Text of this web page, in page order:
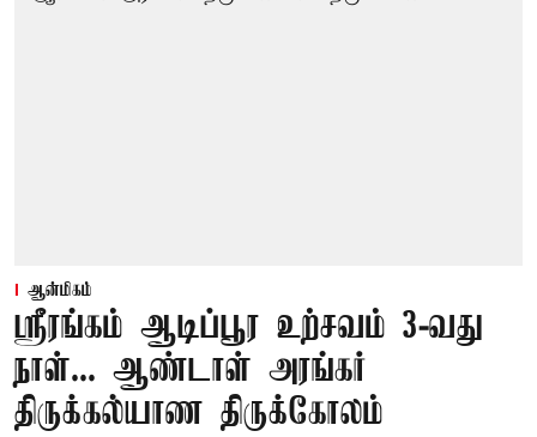
ஆன்மிகம்
ஸ்ரீரங்கம் ஆடிப்பூர உற்சவம் 3-வது
நாள்... ஆண்டாள் அரங்கர்
திருக்கல்யாண திருக்கோலம்